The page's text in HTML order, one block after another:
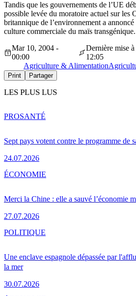
Tandis que les gouvernements de l’UE
possible levée du moratoire actuel sur les
britannique de l’environnement a
culture commerciale du maïs transgénique.
Mar 10, 2004 -
00:00
Dernière mise
12:05
Agriculture & Alimentation
Print Partager
LES PLUS LUS
Sept pays votent contre le programme de
24.07.2026
PROSANTÉ
Merci la Chine : elle a sauvé l’économie
27.07.2026
ÉCONOMIE
Une enclave espagnole dépassée par
la mer
30.07.2026
POLITIQUE